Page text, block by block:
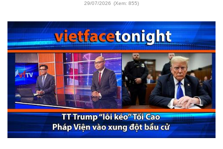
29/07/2026 (Xem: 855)